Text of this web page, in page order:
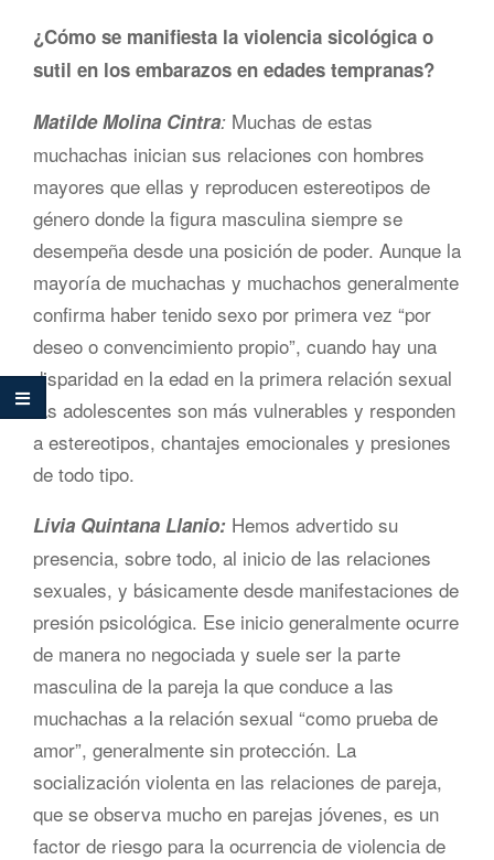
¿Cómo se manifiesta la violencia sicológica o
sutil en los embarazos en edades tempranas?
Matilde Molina Cintra: Muchas de estas
muchachas inician sus relaciones con hombres
mayores que ellas y reproducen estereotipos de
género donde la figura masculina siempre se
desempeña desde una posición de poder. Aunque la
mayoría de muchachas y muchachos generalmente
confirma haber tenido sexo por primera vez “por
deseo o convencimiento propio”, cuando hay una
disparidad en la edad en la primera relación sexual
las adolescentes son más vulnerables y responden
a estereotipos, chantajes emocionales y presiones
de todo tipo.
Livia Quintana Llanio: Hemos advertido su
presencia, sobre todo, al inicio de las relaciones
sexuales, y básicamente desde manifestaciones de
presión psicológica. Ese inicio generalmente ocurre
de manera no negociada y suele ser la parte
masculina de la pareja la que conduce a las
muchachas a la relación sexual “como prueba de
amor”, generalmente sin protección. La
socialización violenta en las relaciones de pareja,
que se observa mucho en parejas jóvenes, es un
factor de riesgo para la ocurrencia de violencia de